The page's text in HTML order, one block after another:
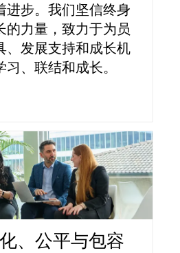
进步。我们坚信终身
的力量，致力于为员
、发展支持和成长机
、联结和成长。
、公平与包容